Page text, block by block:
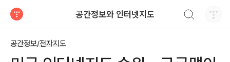
공간정보와 인터넷지도
공간정보/전자지도